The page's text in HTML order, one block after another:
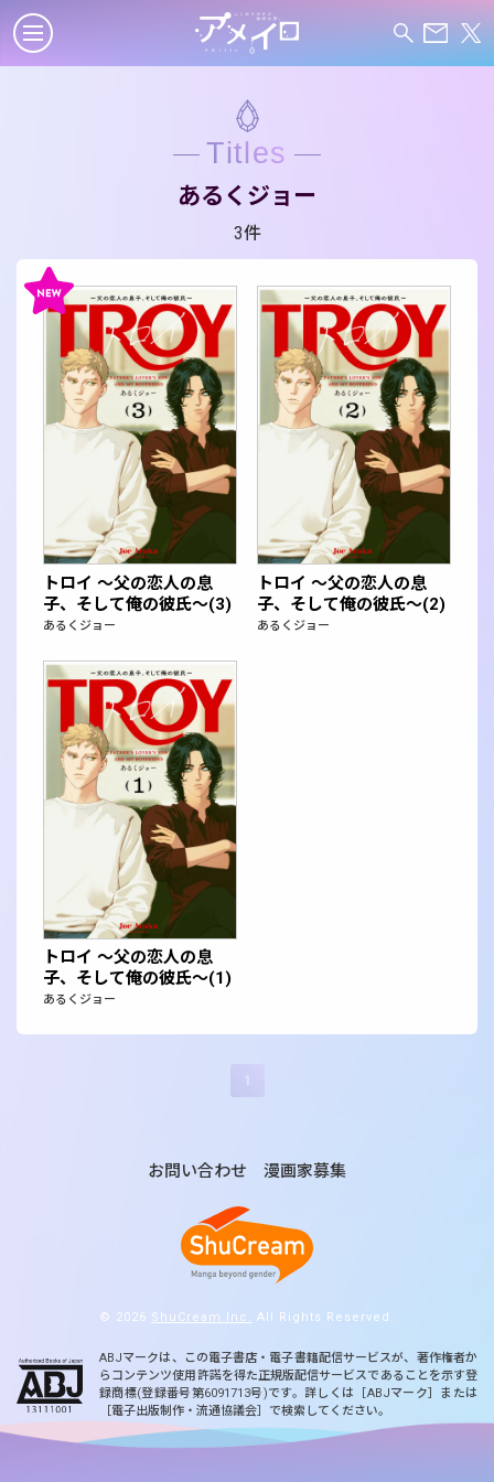
Titles
あるくジョー
3件
トロイ ～父の恋人の息
子、そして俺の彼氏～(3)
あるくジョー
トロイ ～父の恋人の息
子、そして俺の彼氏～(2)
あるくジョー
トロイ ～父の恋人の息
子、そして俺の彼氏～(1)
あるくジョー
1
お問い合わせ 漫画家募集
© 2026 ShuCream Inc. All Rights Reserved.
ABJマークは、この電子書店・電子書籍配信サービスが、著作権者か
らコンテンツ使用許諾を得た正規版配信サービスであることを示す登
録商標(登録番号第6091713号)です。詳しくは［ABJマーク］または
［電子出版制作・流通協議会］で検索してください。